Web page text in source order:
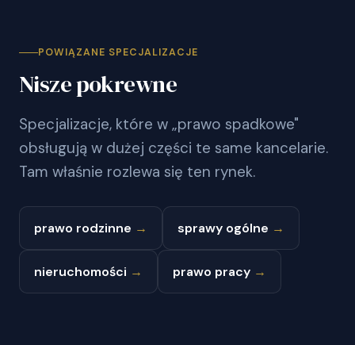
POWIĄZANE SPECJALIZACJE
Nisze pokrewne
Specjalizacje, które w „prawo spadkowe"
obsługują w dużej części te same kancelarie.
Tam właśnie rozlewa się ten rynek.
prawo rodzinne → sprawy ogólne →
nieruchomości → prawo pracy →